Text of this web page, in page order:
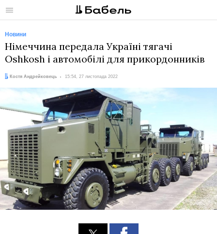
Меню
Новини
Німеччина передала Україні тягачі
Oshkosh і автомобілі для прикордонників
Автор:
Костя Андрейковець
Дата: 15:54, 27 листопада 2022